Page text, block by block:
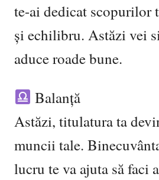
te-ai dedicat scopurilor
și echilibru. Astăzi vei
aduce roade bune.
Balanță
Astăzi, titulatura ta
muncii tale.
lucru te va ajuta să faci